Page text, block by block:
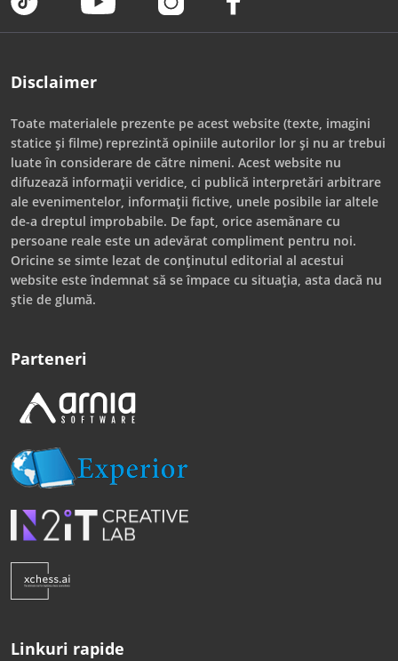
Disclaimer
Toate materialele prezente pe acest website (texte, imagini
statice și filme) reprezintă opiniile autorilor lor și nu ar trebui
luate în considerare de către nimeni. Acest website nu
difuzează informații veridice, ci publică interpretări arbitrare
ale evenimentelor, informații fictive, unele posibile iar altele
de-a dreptul improbabile. De fapt, orice asemănare cu
persoane reale este un adevărat compliment pentru noi.
Oricine se simte lezat de conținutul editorial al acestui
website este îndemnat să se împace cu situația, asta dacă nu
știe de glumă.
Parteneri
Linkuri rapide